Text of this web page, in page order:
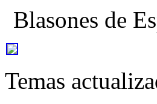
Blasones de
Temas